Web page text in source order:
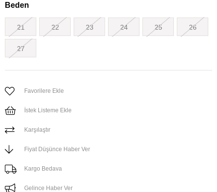
Beden
21 22 23 24 25 26
27
Favorilere Ekle
İstek Listeme Ekle
Karşılaştır
Fiyat Düşünce Haber Ver
Kargo Bedava
Gelince Haber Ver